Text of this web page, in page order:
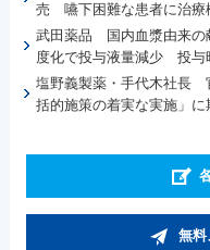
売 嚥下困難な患者に治療
武田薬品 国内血漿由来の
度化で投与液量減少 投与
塩野義製薬・手代木社長
括的施策の着実な実施」に
無料